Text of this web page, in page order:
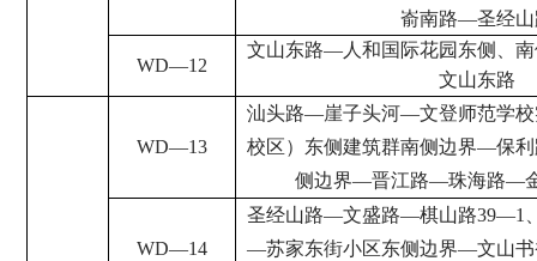
嵛南路—圣经
WD—12
文山东路—人和国际花园东侧、
文山东路
WD—13
汕头路—崖子头河—文登师范学
校区）东侧建筑群南侧边界—保
侧边界—晋江路—珠海路—
WD—14
圣经山路—文盛路—棋山路39—1
—苏家东街小区东侧边界—文山